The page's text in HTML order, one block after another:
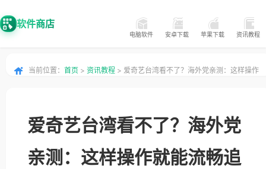
软件商店
电脑软件 安卓下载 苹果下载 资讯教程
当前位置： 首页 > 资讯教程 > 爱奇艺台湾看不了？海外党亲测：这样操作
爱奇艺台湾看不了？海外党
亲测：这样操作就能流畅追